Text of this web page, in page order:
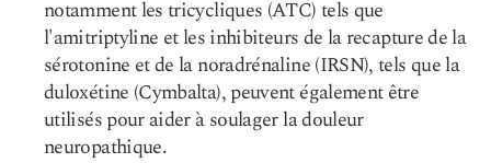
notamment les tricycliques (ATC) tels que
l'amitriptyline et les inhibiteurs de la recapture de la
sérotonine et de la noradrénaline (IRSN), tels que la
duloxétine (Cymbalta), peuvent également être
utilisés pour aider à soulager la douleur
neuropathique.